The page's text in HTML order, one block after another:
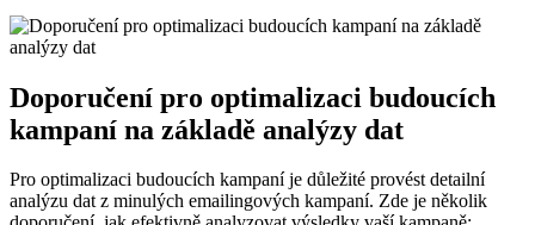
Doporučení pro optimalizaci budoucích
kampaní na základě analýzy dat
Pro optimalizaci budoucích kampaní je důležité provést detailní
analýzu dat z minulých emailingových kampaní. Zde je několik